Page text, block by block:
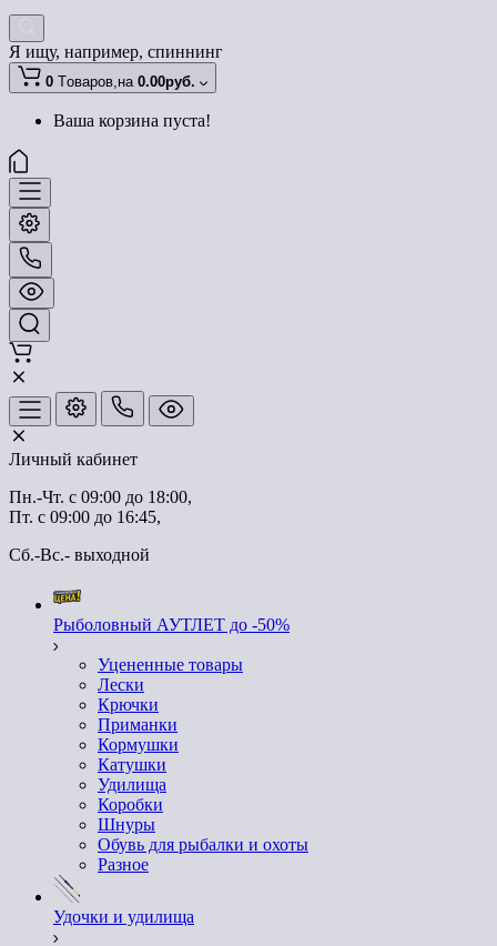
Я ищу, например, спиннинг
0 Tоваров,на 0.00руб.
Ваша корзина пуста!
Личный кабинет
Пн.-Чт. с 09:00 до 18:00,
Пт. с 09:00 до 16:45,
Сб.-Вс.- выходной
Рыболовный АУТЛЕТ до -50%
Уцененные товары
Лески
Крючки
Приманки
Кормушки
Катушки
Удилища
Коробки
Шнуры
Обувь для рыбалки и охоты
Разное
Удочки и удилища